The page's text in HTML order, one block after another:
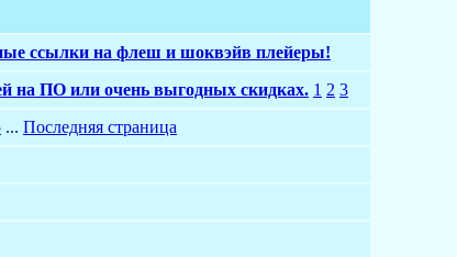
ссылки на флеш и шоквэйв плейеры!
на ПО или очень выгодных скидках. 1 2 3
... Последняя страница